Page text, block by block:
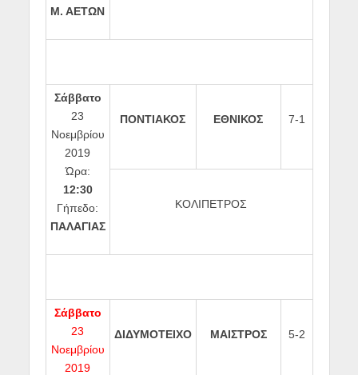
Μ. ΑΕΤΩΝ
Σάββατο
23
Νοεμβρίου
2019
Ώρα:
12:30
Γήπεδο:
ΠΑΛΑΓΙΑΣ
ΠΟΝΤΙΑΚΟΣ ΕΘΝΙΚΟΣ 7-1
ΚΟΛΙΠΕΤΡΟΣ
Σάββατο
23
Νοεμβρίου
2019
ΔΙΔΥΜΟΤΕΙΧΟ ΜΑΙΣΤΡΟΣ 5-2